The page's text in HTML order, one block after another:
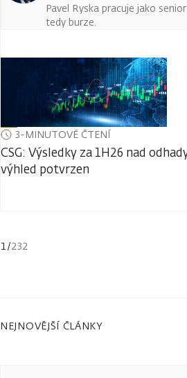
Pavel Ryska pracuje jako
tedy burze.
3-MINUTOVÉ ČTENÍ
CSG: Výsledky za 1H26 nad
výhled potvrzen
1 /232
NEJNOVĚJŠÍ ČLÁNKY